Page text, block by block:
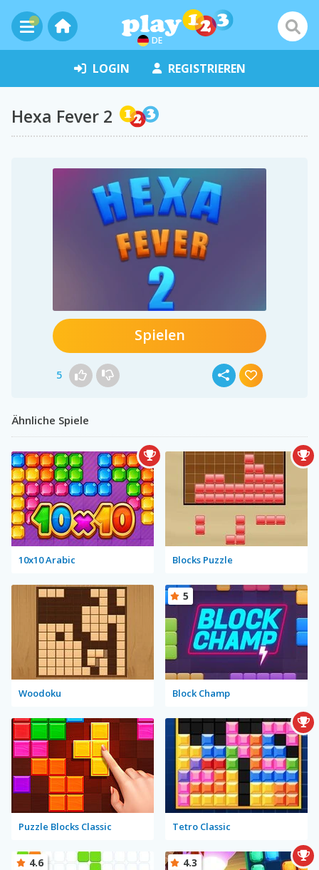
DE
LOGIN REGISTRIEREN
Hexa Fever 2
Spielen
5
Ähnliche Spiele
10x10 Arabic Blocks Puzzle
Woodoku Block Champ
5
Puzzle Blocks Classic Tetro Classic
4.6 4.3